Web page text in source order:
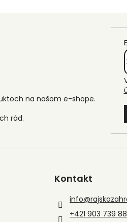
na našom e-shope.
Kontakt
info@
+421 903 739